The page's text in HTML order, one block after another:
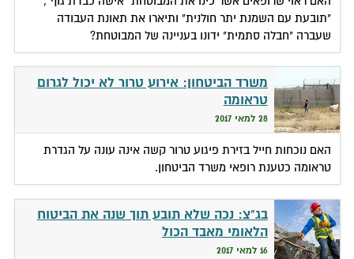
"תובעת עם השמנת יתר חולנית" ותיארו את תאונת העבודה
שעברה "חבלה סתמית" ידונו בעניינה של המבוטחת?
משרד הביטחון: אירוע טרור לא יכול לגרום
טראומה
28 למאי 2017
האם נוכחות חייל בזירת פיגוע טרור קשה אינה עונה על הגדרת
טראומה כטענת רופאי משרד הביטחון.
בג"צ: נכה שלא תובע תוך שנה את הביטוח
הלאומי מאבד הכול
16 למאי 2017